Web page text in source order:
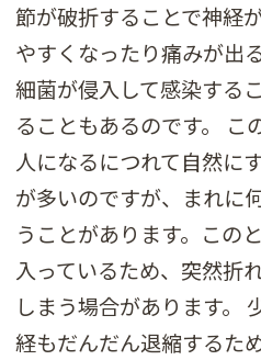
節が破折することで神経
やすくなったり痛みが出
細菌が侵入して感染する
ることもあるのです。 こ
人になるにつれて自然に
が多いのですが、まれに
うことがあります。この
入っているため、突然折
しまう場合があります。
経もだんだん退縮するた